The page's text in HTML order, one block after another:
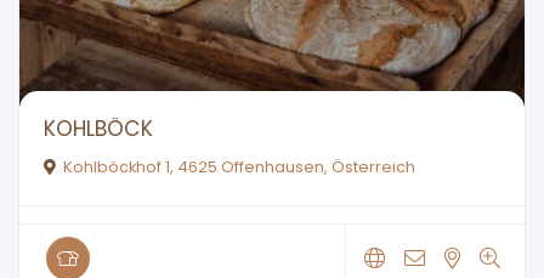
KOHLBÖCK
Kohlböckhof 1, 4625 Offenhausen, Österreich